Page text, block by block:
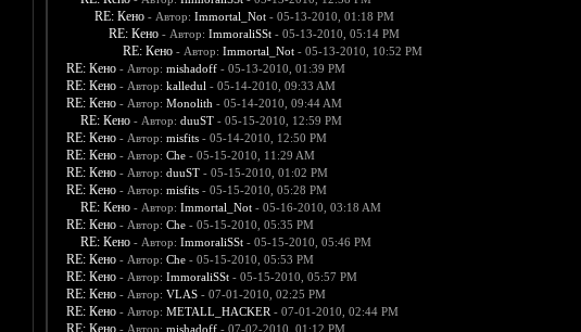
RE: Кено - Автор: Immortal_Not- 05-13-2010, 01:18 PM
RE: Кено - Автор: ImmoraliSSt- 05-13-2010, 05:14 PM
RE: Кено - Автор: Immortal_Not- 05-13-2010, 10:52 PM
RE: Кено - Автор: mishadoff- 05-13-2010, 01:39 PM
RE: Кено - Автор: kalledul - 05-14-2010, 09:33 AM
RE: Кено - Автор: Monolith - 05-14-2010, 09:44 AM
RE: Кено - Автор: duuST- 05-15-2010, 12:59 PM
RE: Кено - Автор: misfits- 05-14-2010, 12:50 PM
RE: Кено - Автор: Che- 05-15-2010, 11:29 AM
RE: Кено - Автор: duuST- 05-15-2010, 01:02 PM
RE: Кено - Автор: misfits- 05-15-2010, 05:28 PM
RE: Кено - Автор: Immortal_Not- 05-16-2010, 03:18 AM
RE: Кено - Автор: Che- 05-15-2010, 05:35 PM
RE: Кено - Автор: ImmoraliSSt- 05-15-2010, 05:46 PM
RE: Кено - Автор: Che- 05-15-2010, 05:53 PM
RE: Кено - Автор: ImmoraliSSt- 05-15-2010, 05:57 PM
RE: Кено - Автор: VLAS- 07-01-2010, 02:25 PM
RE: Кено - Автор: METALL_HACKER - 07-01-2010, 02:44 PM
RE: Кено - Автор: mishadoff- 07-02-2010, 01:12 PM